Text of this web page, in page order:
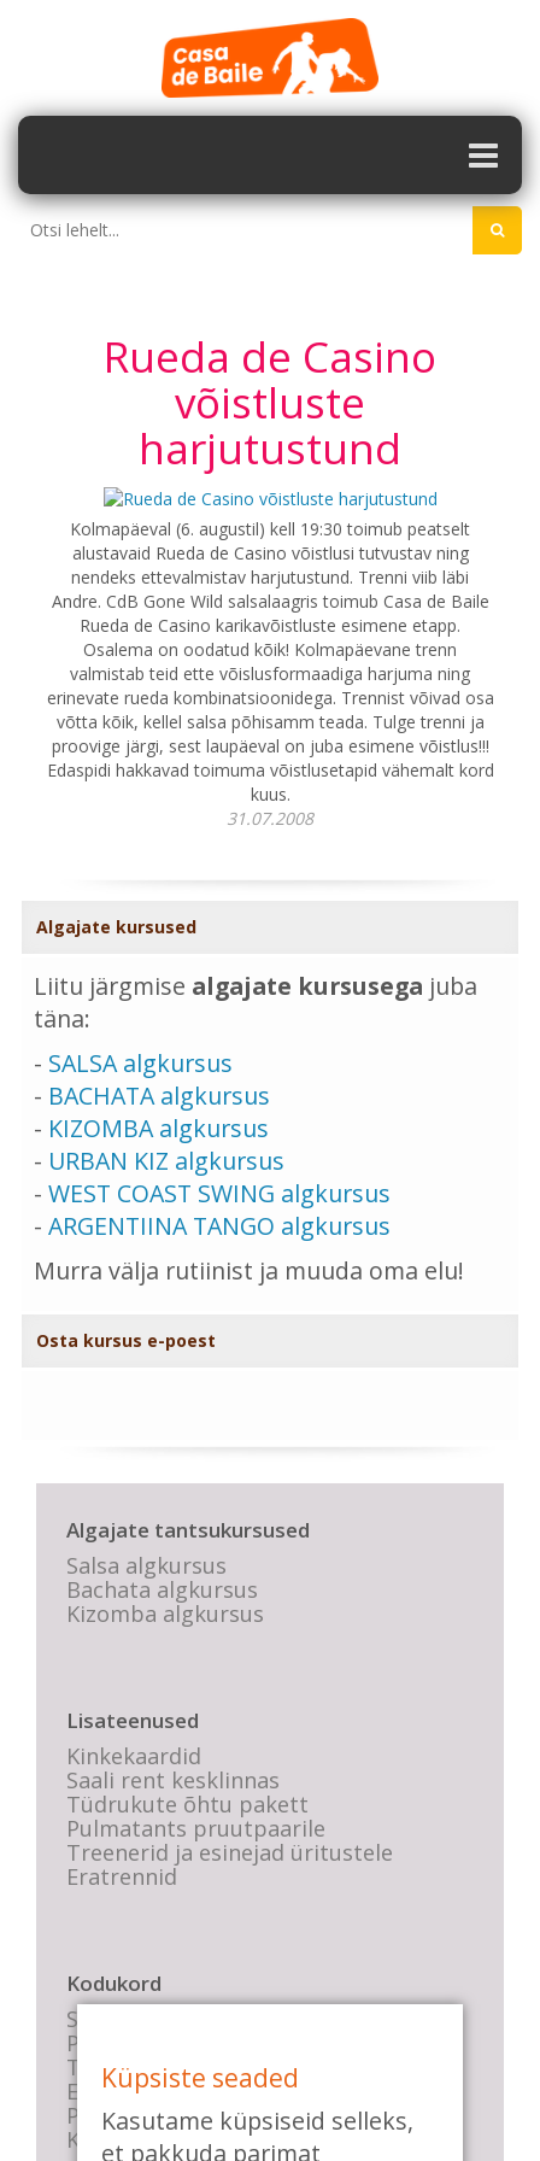
Rueda de Casino
võistluste
harjutustund
Kolmapäeval (6. augustil) kell 19:30 toimub peatselt
alustavaid Rueda de Casino võistlusi tutvustav ning
nendeks ettevalmistav harjutustund. Trenni viib läbi
Andre. CdB Gone Wild salsalaagris toimub Casa de Baile
Rueda de Casino karikavõistluste esimene etapp.
Osalema on oodatud kõik! Kolmapäevane trenn
valmistab teid ette võislusformaadiga harjuma ning
erinevate rueda kombinatsioonidega. Trennist võivad osa
võtta kõik, kellel salsa põhisamm teada. Tulge trenni ja
proovige järgi, sest laupäeval on juba esimene võistlus!!!
Edaspidi hakkavad toimuma võistlusetapid vähemalt kord
kuus.
31.07.2008
Algajate kursused
Liitu järgmise algajate kursusega juba
täna:
- SALSA algkursus
- BACHATA algkursus
- KIZOMBA algkursus
- URBAN KIZ algkursus
- WEST COAST SWING algkursus
- ARGENTIINA TANGO algkursus
Murra välja rutiinist ja muuda oma elu!
Osta kursus e-poest
Algajate tantsukursused
Salsa algkursus
Bachata algkursus
Kizomba algkursus
Lisateenused
Kinkekaardid
Saali rent kesklinnas
Tüdrukute õhtu pakett
Pulmatants pruutpaarile
Treenerid ja esinejad üritustele
Eratrennid
Kodukord
Stuudio sisekord
Privaatsustingimused
Tasemete kirjeldused
E-poe tingimused
Parkimise info
KKK
Küpsiste seaded
Kasutame küpsiseid selleks,
et pakkuda parimat